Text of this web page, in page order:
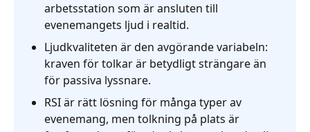
arbetsstation som är ansluten till
evenemangets ljud i realtid.
Ljudkvaliteten är den avgörande variabeln:
kraven för tolkar är betydligt strängare än
för passiva lyssnare.
RSI är rätt lösning för många typer av
evenemang, men tolkning på plats är